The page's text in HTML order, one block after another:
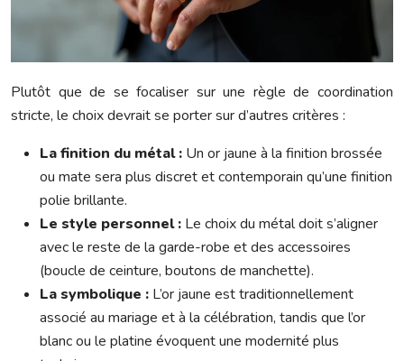
Plutôt que de se focaliser sur une règle de coordination
stricte, le choix devrait se porter sur d’autres critères :
La finition du métal : Un or jaune à la finition brossée
ou mate sera plus discret et contemporain qu’une finition
polie brillante.
Le style personnel : Le choix du métal doit s’aligner
avec le reste de la garde-robe et des accessoires
(boucle de ceinture, boutons de manchette).
La symbolique : L’or jaune est traditionnellement
associé au mariage et à la célébration, tandis que l’or
blanc ou le platine évoquent une modernité plus